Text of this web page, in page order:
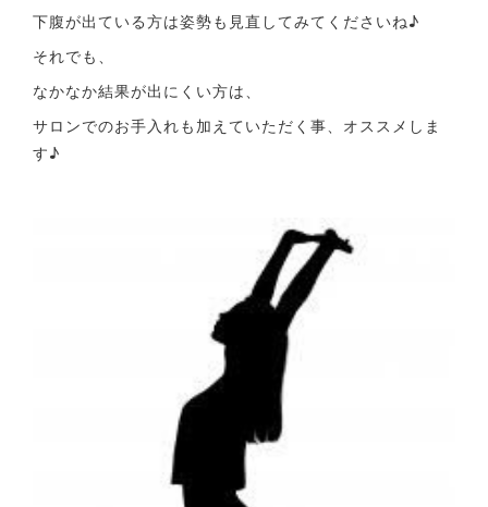
下腹が出ている方は姿勢も見直してみてくださいね♪
それでも、
なかなか結果が出にくい方は、
サロンでのお手入れも加えていただく事、オススメしま
す♪